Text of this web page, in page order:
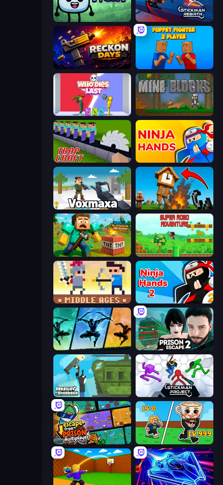
Merge & Fight Stickman Rebirth
Reckon Days Puppet Fighter 2 Player
Who Dies Last? Mine Blocks
Trap Craft Ninja Hands
Voxmaxa Noob Fuse
Voxel Playground: Ragdoll Noob Super Robo - Adventure
Castle Wars: Middle Ages Ninja Hands 2
Shadow Ninja Revenge Prison Escape 2
Getaway Shootout Stickman Project
Escape From Prison Multiplayer Brainrot Arena Online